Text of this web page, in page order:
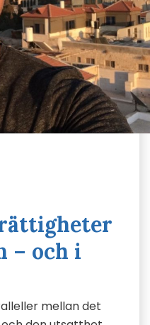
– och i
mellan det